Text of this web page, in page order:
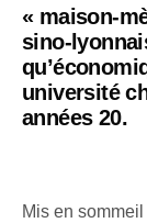
« maison-
sino-
université
années 20.
Mis en